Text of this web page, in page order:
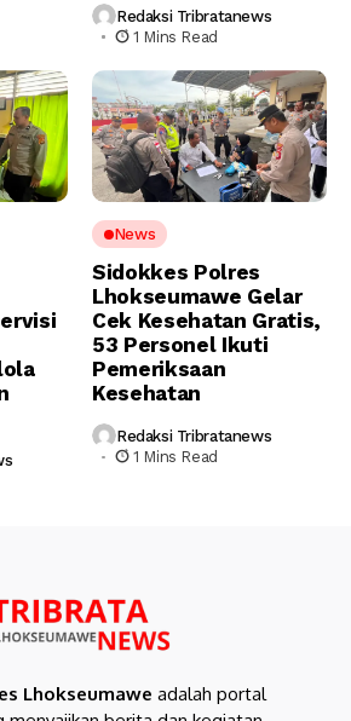
Redaksi Tribratanews
1 Mins Read
News
Sidokkes Polres
Lhokseumawe Gelar
Cek Kesehatan Gratis,
53 Personel Ikuti
Pemeriksaan
Kesehatan
Redaksi Tribratanews
1 Mins Read
Lhokseumawe adalah portal